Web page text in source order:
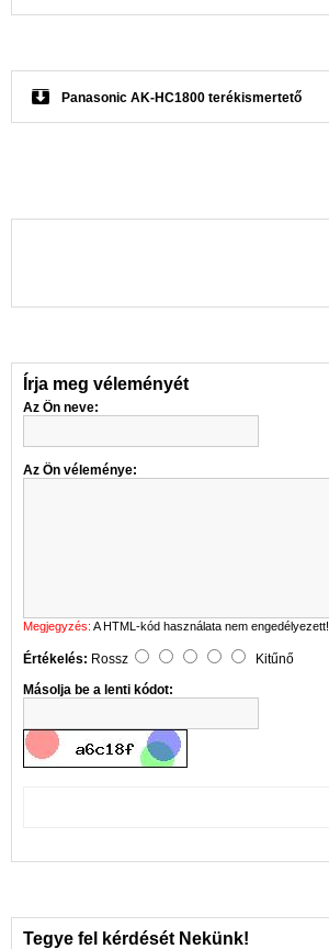
Panasonic AK-HC1800 terékismertető
Írja meg véleményét
Az Ön neve:
Az Ön véleménye:
Megjegyzés: A HTML-kód használata nem engedélyezett!
Értékelés: Rossz
Kitűnő
Másolja be a lenti kódot:
Tegye fel kérdését Nekünk!